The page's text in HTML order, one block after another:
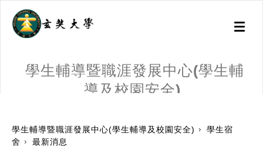
Toggle
學生輔導暨職涯發展中心(學生輔
導及校園安全)
學生輔導暨職涯發展中心(學生輔導及校園安全)
學生宿
舍
最新消息